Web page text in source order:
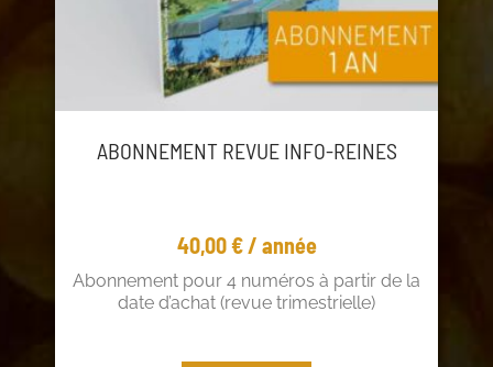
ABONNEMENT REVUE INFO-REINES
40,00€/ année
Abonnement pour 4 numéros à partir de la
date d’achat (revue trimestrielle)